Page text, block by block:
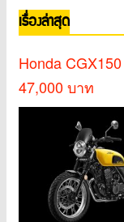
เรื่องล่าสุด
Honda
47,000 บาท